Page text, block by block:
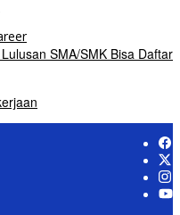
SMA/SMK Bisa Daftar